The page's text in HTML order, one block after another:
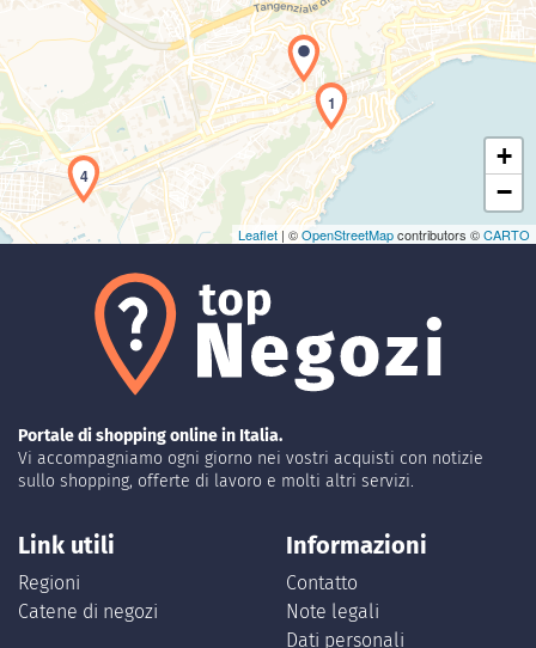
Caricamento della carta in corso...
1
4
+
−
Leaflet | ©OpenStreetMapcontributors ©CARTO
Portale di shopping online in Italia.
Vi accompagniamo ogni giorno nei vostri acquisti con notizie
sullo shopping, offerte di lavoro e molti altri servizi.
Link utili
Regioni
Catene di negozi
Informazioni
Contatto
Note legali
Dati personali